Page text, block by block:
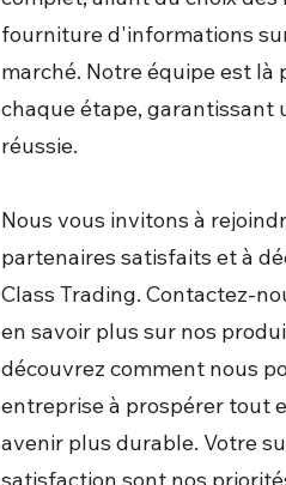
fourniture d'informations
marché. Notre équipe est là
chaque étape, garantissant
réussie.
Nous vous invitons à
partenaires satisfaits et à
Class Trading. Contactez-
en savoir plus sur nos
découvrez comment nous
entreprise à prospérer tout
avenir plus durable. Votre